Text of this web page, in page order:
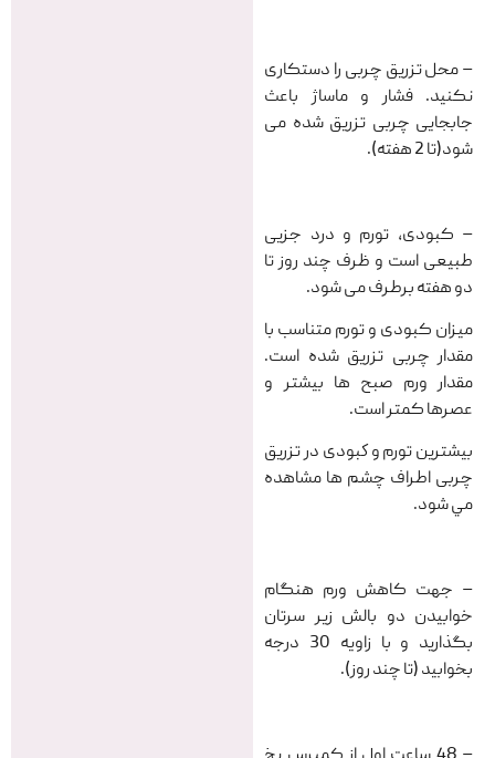
– محل تزریق چربی را دستکاری
نکنید. فشار و ماساژ باعث
جابجایی چربی تزریق شده می
شود(تا 2 هفته).
– کبودی، تورم و درد جزیی
طبیعی است و ظرف چند روز تا
دو هفته برطرف می شود.
میزان کبودی و تورم متناسب با
مقدار چربی تزریق شده است.
مقدار ورم صبح ها بیشتر و
عصرها کمتر است.
بيشترين تورم و كبودى در تزريق
چربى اطراف چشم ها مشاهده
مي شود.
– جهت کاهش ورم هنگام
خوابیدن دو بالش زیر سرتان
بگذارید و با زاویه 30 درجه
بخوابید (تا چند روز).